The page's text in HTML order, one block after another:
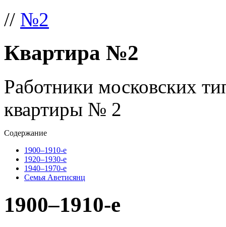
// №2
Квартира №2
Работники московских
квартиры № 2
Содержание
1900–1910-е
1920–1930-е
1940–1970-е
Семья Аветисянц
1900–1910-е